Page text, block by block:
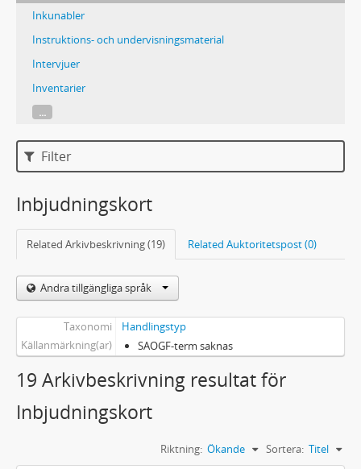
Inkunabler
Instruktions- och undervisningsmaterial
Intervjuer
Inventarier
...
Filter
Inbjudningskort
Related Arkivbeskrivning (19) Related Auktoritetspost (0)
Andra tillgängliga språk
Taxonomi
Handlingstyp
Källanmärkning(ar)
SAOGF-term saknas
19 Arkivbeskrivning resultat för
Inbjudningskort
Sortera: Titel
Riktning: Ökande